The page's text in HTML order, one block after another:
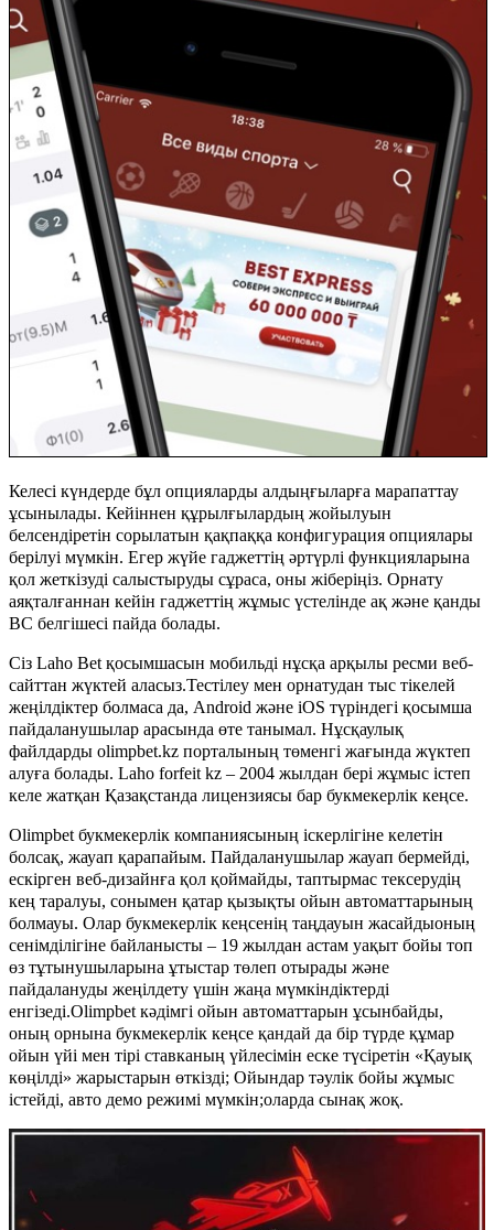
Келесі күндерде бұл опцияларды алдыңғыларға марапаттау
ұсынылады. Кейіннен құрылғылардың жойылуын
белсендіретін сорылатын қақпаққа конфигурация опциялары
берілуі мүмкін. Егер жүйе гаджеттің әртүрлі функцияларына
қол жеткізуді салыстыруды сұраса, оны жіберіңіз. Орнату
аяқталғаннан кейін гаджеттің жұмыс үстелінде ақ және қанды
BC белгішесі пайда болады.
Сіз Laho Bet қосымшасын мобильді нұсқа арқылы ресми веб-
сайттан жүктей аласыз.Тестілеу мен орнатудан тыс тікелей
жеңілдіктер болмаса да, Android және iOS түріндегі қосымша
пайдаланушылар арасында өте танымал. Нұсқаулық
файлдарды olimpbet.kz порталының төменгі жағында жүктеп
алуға болады. Laho forfeit kz – 2004 жылдан бері жұмыс істеп
келе жатқан Қазақстанда лицензиясы бар букмекерлік кеңсе.
Olimpbet букмекерлік компаниясының іскерлігіне келетін
болсақ, жауап қарапайым. Пайдаланушылар жауап бермейді,
ескірген веб-дизайнға қол қоймайды, таптырмас тексерудің
кең таралуы, сонымен қатар қызықты ойын автоматтарының
болмауы. Олар букмекерлік кеңсенің таңдауын жасайдыоның
сенімділігіне байланысты – 19 жылдан астам уақыт бойы топ
өз тұтынушыларына ұтыстар төлеп отырады және
пайдалануды жеңілдету үшін жаңа мүмкіндіктерді
енгізеді.Olimpbet кәдімгі ойын автоматтарын ұсынбайды,
оның орнына букмекерлік кеңсе қандай да бір түрде құмар
ойын үйі мен тірі ставканың үйлесімін еске түсіретін «Қауық
көңілді» жарыстарын өткізді; Ойындар тәулік бойы жұмыс
істейді, авто демо режимі мүмкін;оларда сынақ жоқ.